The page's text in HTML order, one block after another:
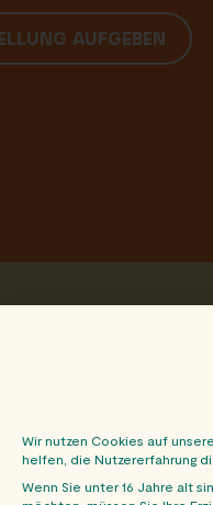
AUFGEBEN
diesen Beitrag mit
Wir nutzen Cookies auf
helfen, die Nutzererfahrung
Wenn Sie unter 16 Jahre alt